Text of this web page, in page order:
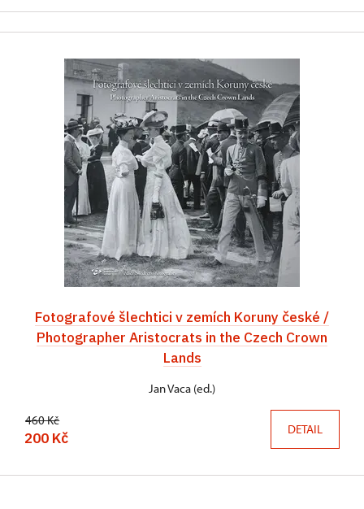
Fotografové šlechtici v zemích Koruny české /
Photographer Aristocrats in the Czech Crown
Lands
Jan Vaca (ed.)
460 Kč
200 Kč DETAIL